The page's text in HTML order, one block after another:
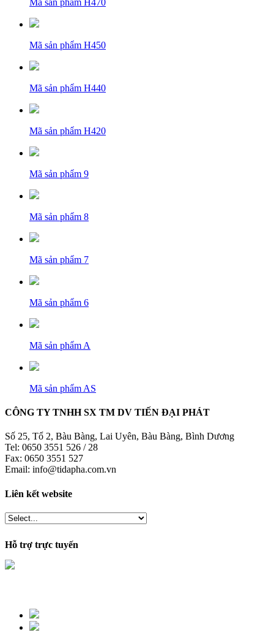
Mã sản phẩm H450
Mã sản phẩm H440
Mã sản phẩm H420
Mã sản phẩm 9
Mã sản phẩm 8
Mã sản phẩm 7
Mã sản phẩm 6
Mã sản phẩm A
Mã sản phẩm AS
CÔNG TY TNHH SX TM DV TIẾN ĐẠI PHÁT
Số 25, Tổ 2, Bàu Bàng, Lai Uyên, Bàu Bàng, Bình Dương
Tel: 0650 3551 526 / 28
Fax: 0650 3551 527
Email: info@tidapha.com.vn
Liên kết website
Hỗ trợ trực tuyến